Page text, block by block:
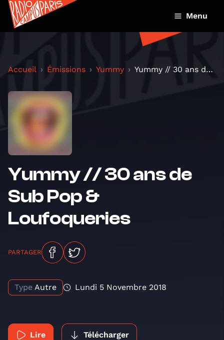
Menu
Accueil Émissions Yummy Yummy // 30 ans de Sub Pop & Loufoqueries
Yummy // 30 ans de
Sub Pop &
Loufoqueries
PARTAGER
Type Autre Lundi 5 Novembre 2018
Lire Télécharger